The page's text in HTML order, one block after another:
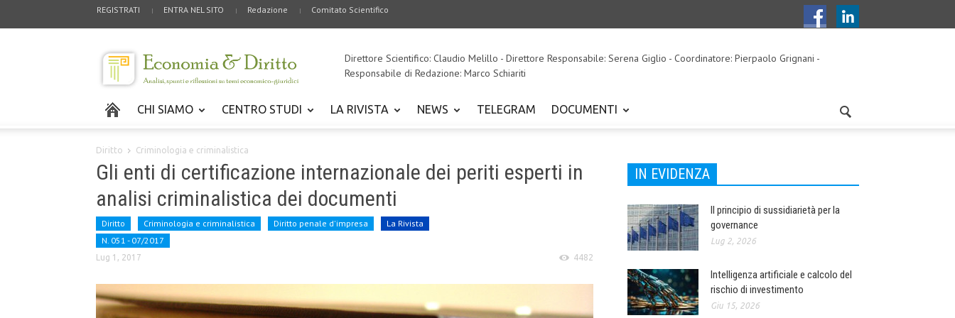
REGISTRATI ENTRA NEL SITO Redazione Comitato Scientifico
Direttore Scientifico: Claudio Melillo - Direttore Responsabile: Serena Giglio - Coordinatore: Pierpaolo Grignani -
Responsabile di Redazione: Marco Schiariti
CHI SIAMO CENTRO STUDI LA RIVISTA NEWS TELEGRAM DOCUMENTI
Diritto Criminologia e criminalistica
Gli enti di certificazione internazionale dei periti esperti in
analisi criminalistica dei documenti
Diritto Criminologia e criminalistica Diritto penale d'impresa
La Rivista
N. 051 - 07/2017
Lug 1, 2017 4482
IN EVIDENZA
Il principio di sussidiarietà per la
governance
Lug 2, 2026
Intelligenza artificiale e calcolo del
rischio di investimento
Giu 15, 2026